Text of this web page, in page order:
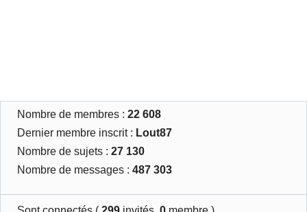
Nombre de membres :22 608
Dernier membre inscrit : Lout87
Nombre de sujets :27 130
Nombre de messages :487 303